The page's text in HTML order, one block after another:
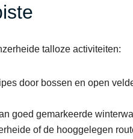
talloze activiteiten:
door bossen en open
goed gemarkeerde
of de hooggelegen